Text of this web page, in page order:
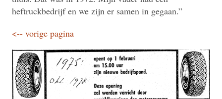
heftruckbedrijf en we zijn er samen in gegaan.”
<-- vorige pagina